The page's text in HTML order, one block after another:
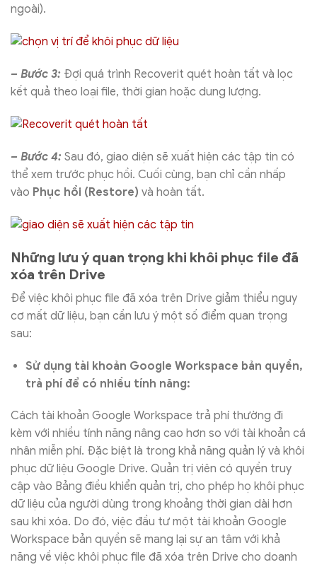
ngoài).
– Bước 3: Đợi quá trình Recoverit quét hoàn tất và lọc
kết quả theo loại file, thời gian hoặc dung lượng.
– Bước 4: Sau đó, giao diện sẽ xuất hiện các tập tin có
thể xem trước phục hồi. Cuối cùng, bạn chỉ cần nhấp
vào Phục hồi (Restore) và hoàn tất.
Những lưu ý quan trọng khi khôi phục file đã
xóa trên Drive
Để việc khôi phục file đã xóa trên Drive giảm thiểu nguy
cơ mất dữ liệu, bạn cần lưu ý một số điểm quan trọng
sau:
Sử dụng tài khoản Google Workspace bản quyền,
trả phí để có nhiều tính năng:
Cách tài khoản Google Workspace trả phí thường đi
kèm với nhiều tính năng nâng cao hơn so với tài khoản cá
nhân miễn phí. Đặc biệt là trong khả năng quản lý và khôi
phục dữ liệu Google Drive. Quản trị viên có quyền truy
cập vào Bảng điều khiển quản trị, cho phép họ khôi phục
dữ liệu của người dùng trong khoảng thời gian dài hơn
sau khi xóa. Do đó, việc đầu tư một tài khoản Google
Workspace bản quyền sẽ mang lại sự an tâm với khả
năng về việc khôi phục file đã xóa trên Drive cho doanh